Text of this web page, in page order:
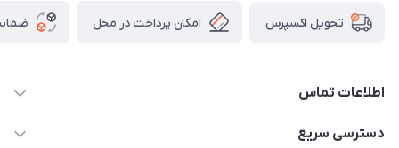
تحویل اکسپرس امکان پرداخت در محل
اطلاعات تماس
03538252575
دسترسی سریع